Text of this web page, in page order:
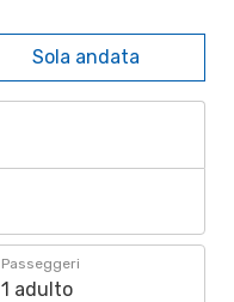
Sola andata
Passeggeri
1 adulto